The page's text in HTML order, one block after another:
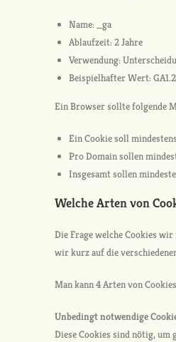
Name: _ga
Ablaufzeit: 2 Jahre
Verwendung:
Beispielhafter Wert:
Ein Browser sollte folgende
Ein Cookie soll
Pro Domain sollen
Insgesamt sollen
Welche Arten von
Die Frage welche Cookies
wir kurz auf die
Man kann 4 Arten von
Unbedingt notwendige
Diese Cookies sind nötig, um